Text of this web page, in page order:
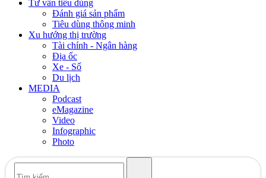
Tư vấn tiêu dùng
Đánh giá sản phẩm
Tiêu dùng thông minh
Xu hướng thị trường
Tài chính - Ngân hàng
Địa ốc
Xe - Số
Du lịch
MEDIA
Podcast
eMagazine
Video
Infographic
Photo